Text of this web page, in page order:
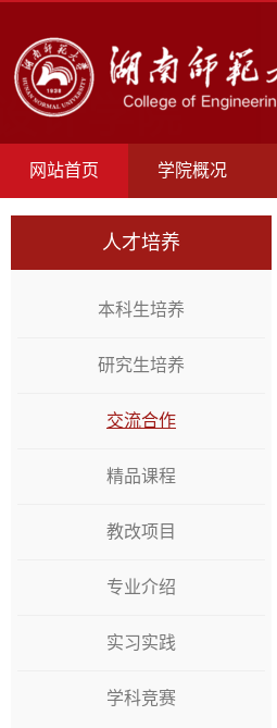
网站首页 学院概况
人才培养
本科生培养
研究生培养
交流合作
精品课程
教改项目
专业介绍
实习实践
学科竞赛